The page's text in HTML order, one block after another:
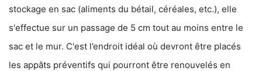
stockage en sac (aliments du bétail, céréales, etc.), elle
s'effectue sur un passage de 5 cm tout au moins entre le
sac et le mur. C'est l’endroit idéal où devront être placés
les appâts préventifs qui pourront être renouvelés en